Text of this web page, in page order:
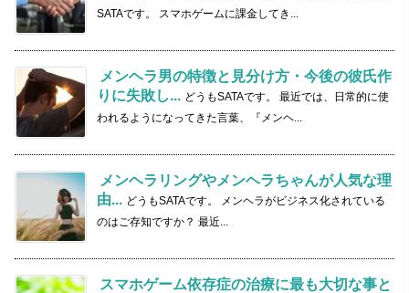
SATAです。 スマホゲームに課金してき...
メンヘラ男の特徴と見分け方・今後の彼氏作
りに失敗し... どうもSATAです。 最近では、日常的に使
われるようになってきた言葉、『メンヘ...
メンヘラリングやメンヘラちゃんが人気な理
由... どうもSATAです。 メンヘラがビジネス化されている
のはご存知ですか？ 最近...
スマホゲーム依存症の治療に最も大切な事と